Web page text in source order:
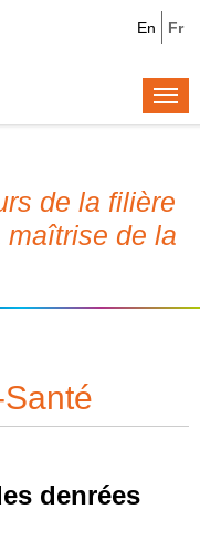
Fr
En
de la filière
maîtrise de la
denrées